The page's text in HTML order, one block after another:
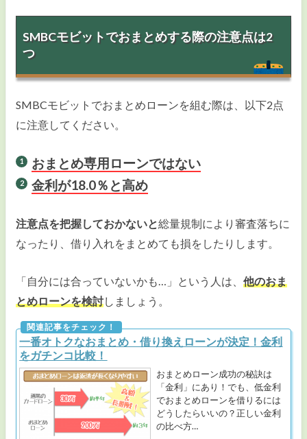
SMBCモビットでおまとめする際の注意点は2
つ
SMBCモビットでおまとめローンを組む際は、以下2点
に注意してください。
おまとめ専用ローンではない
金利が18.0％と高め
注意点を把握しておかないと総量規制により審査落ちに
なったり、借り入れをまとめても損をしたりします。
「自分には合っていないかも…」という人は、他のおま
とめローンを検討しましょう。
一番オトクなおまとめ・借り換えローンが決定！金利
をガチンコ比較！
おまとめローン成功の秘訣は
「金利」にあり！でも、低金利
でおまとめローンを借りるには
どうしたらいいの？正しい金利
の比べ方…